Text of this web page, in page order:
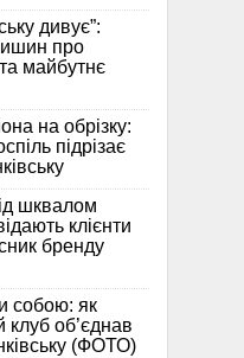
дивує”:
про
майбутнє
на обрізку:
підрізає
шквалом
клієнти
бренду
собою: як
об’єднав
(ФОТО)